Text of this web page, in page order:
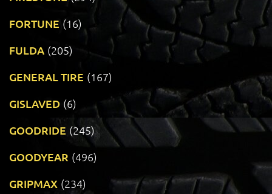
FORTUNE (16)
FULDA (205)
GENERAL TIRE (167)
GISLAVED (6)
GOODRIDE (245)
GOODYEAR (496)
GRIPMAX (234)